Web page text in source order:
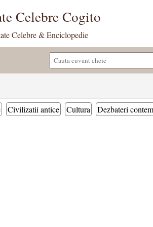
Celebre Cogito
Celebre & Enciclopedie
Civilizatii antice Cultura Dezbateri